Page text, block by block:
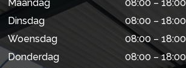
Maandag
08:00 – 18:00
Dinsdag
08:00 – 18:00
Woensdag
08:00 – 18:00
Donderdag
08:00 – 18:00